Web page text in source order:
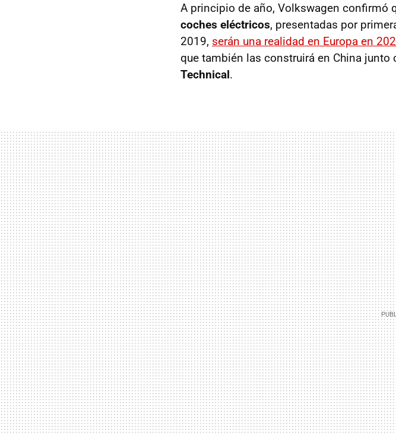
A principio de año, Volkswagen confirmó
coches eléctricos, presentadas por
2019, serán una realidad en Europa en
que también las construirá en China junto
Technical.